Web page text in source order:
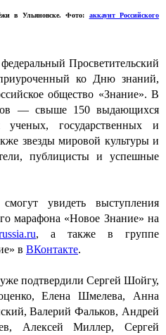
в Ульяновске. Фото: аккаунт Российского
Просветительский
ко Дню знаний,
общество «Знание». В
— свыше 150 выдающихся
государственных и
звезды мировой культуры и
публицисты и успешные
увидеть выступления
марафона «Новое Знание» на
, а также в группе
в ВКонтакте.
подтвердили Сергей Шойгу,
Елена Шмелева, Анна
Валерий Фальков, Андрей
Алексей Миллер, Сергей